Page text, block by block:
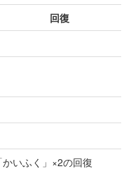
回復
いふく」×2の回復